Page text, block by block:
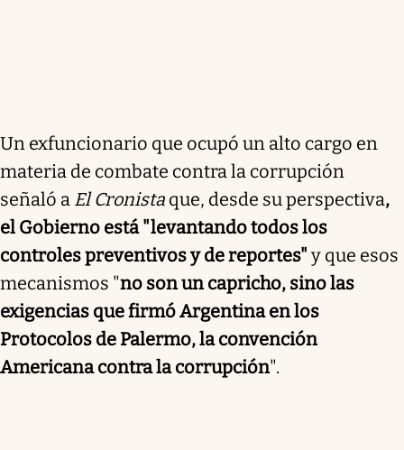
Un exfuncionario que ocupó un alto cargo en
materia de combate contra la corrupción
señaló a El Cronista que, desde su perspectiva,
el Gobierno está "levantando todos los
controles preventivos y de reportes" y que esos
mecanismos "no son un capricho, sino las
exigencias que firmó Argentina en los
Protocolos de Palermo, la convención
Americana contra la corrupción".